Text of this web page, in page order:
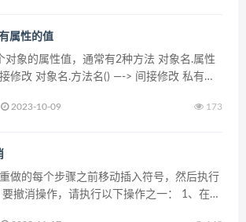
属性的值
对象的属性值，通常有2种方法 对象名.属性
修改 对象名.方法名() —-> 间接修改 私有属
2023-10-09 173
做的每个步骤之前移动插入符号，然后执行
撤消操作，请执行以下操作之一： 1、在主